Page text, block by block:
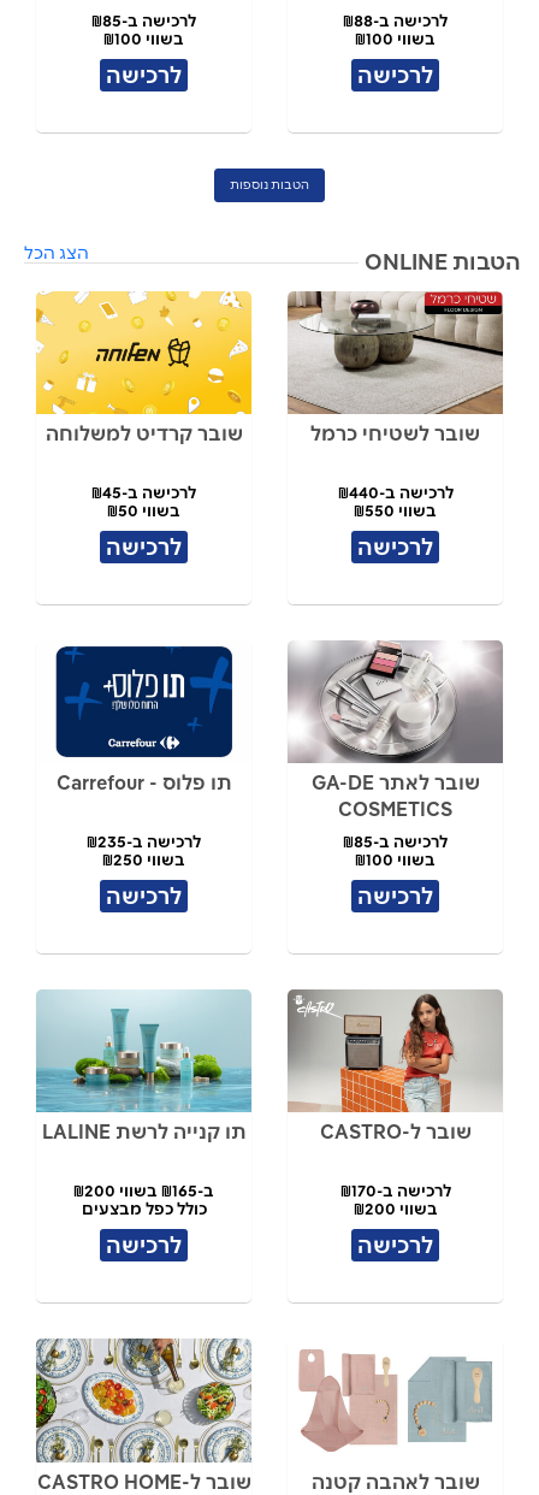
לרכישה ב-₪88
בשווי ₪100
לרכישה
לרכישה ב-₪85
בשווי ₪100
לרכישה
הטבות נוספות
הטבות ONLINE הצג הכל
שובר לשטיחי כרמל
לרכישה ב-₪440
בשווי ₪550
לרכישה
שובר קרדיט למשלוחה
לרכישה ב-₪45
בשווי ₪50
לרכישה
שובר לאתר GA-DE
COSMETICS
לרכישה ב-₪85
בשווי ₪100
לרכישה
תו פלוס - Carrefour
לרכישה ב-₪235
בשווי ₪250
לרכישה
שובר ל-CASTRO
לרכישה ב-₪170
בשווי ₪200
לרכישה
תו קנייה לרשת LALINE
ב-₪165 בשווי ₪200
כולל כפל מבצעים
לרכישה
שובר לאהבה קטנה שובר ל-CASTRO HOME